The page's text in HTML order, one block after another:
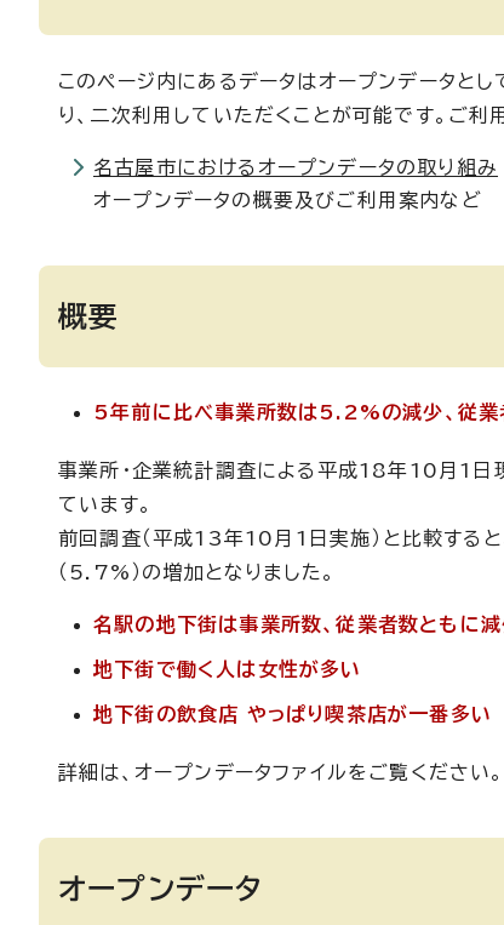
このページ内にあるデータはオープンデータとし
り、二次利用していただくことが可能です。ご
名古屋市におけるオープンデータの取り組み
オープンデータの概要及びご利用案内など
概要
5年前に比べ事業所数は5.2%の減少、従
事業所・企業統計調査による平成18年10月1
ています。
前回調査（平成13年10月1日実施）と比較する
（5.7%）の増加となりました。
名駅の地下街は事業所数、従業者数ともに
地下街で働く人は女性が多い
地下街の飲食店 やっぱり喫茶店が一番多い
詳細は、オープンデータファイルをご覧ください。
オープンデータ